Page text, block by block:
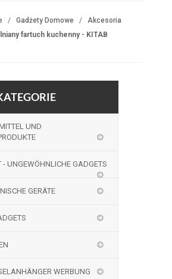
Gadżety Domowe
Akcesoria
fartuch kuchenny - KITAB
UND
- UNGEWÖHNLICHE GADGETS
GERÄTE
WERBUNG